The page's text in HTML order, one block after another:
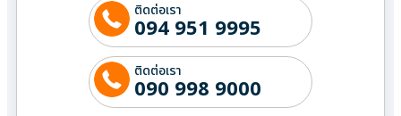
ติดต่อเรา
094 951 9995
ติดต่อเรา
090 998 9000